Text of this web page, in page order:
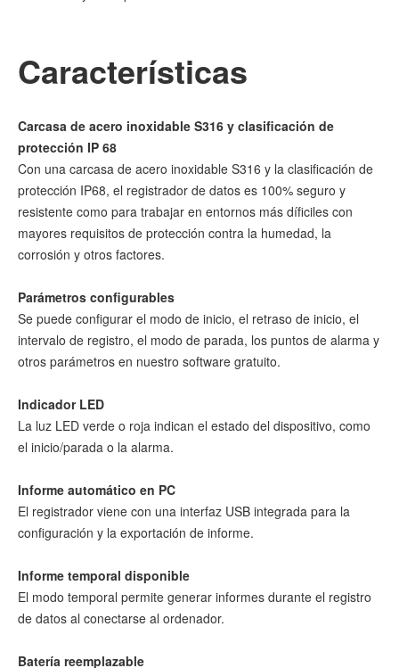
Características
Carcasa de acero inoxidable S316 y clasificación de
protección IP 68
Con una carcasa de acero inoxidable S316 y la clasificación de
protección IP68, el registrador de datos es 100% seguro y
resistente como para trabajar en entornos más díficiles con
mayores requisitos de protección contra la humedad, la
corrosión y otros factores.
Parámetros configurables
Se puede configurar el modo de inicio, el retraso de inicio, el
intervalo de registro, el modo de parada, los puntos de alarma y
otros parámetros en nuestro software gratuito.
Indicador LED
La luz LED verde o roja indican el estado del dispositivo, como
el inicio/parada o la alarma.
Informe automático en PC
El registrador viene con una interfaz USB integrada para la
configuración y la exportación de informe.
Informe temporal disponible
El modo temporal permite generar informes durante el registro
de datos al conectarse al ordenador.
Batería reemplazable